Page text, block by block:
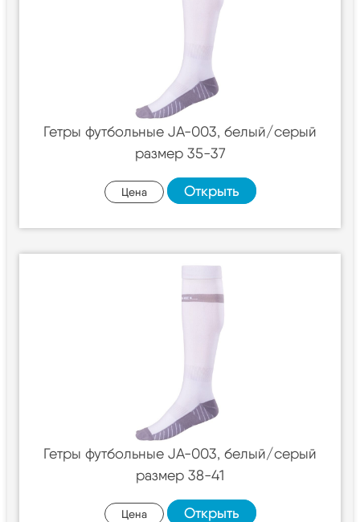
Гетры футбольные JA-003, белый/серый
размер 35-37
Цена Открыть
Гетры футбольные JA-003, белый/серый
размер 38-41
Цена Открыть